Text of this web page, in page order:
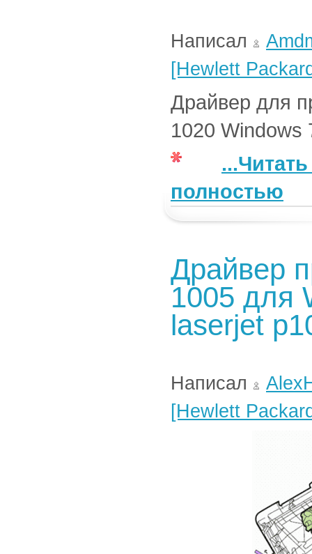
Написал
[Hewlett
Драйвер для
1020 Windows
полностью
Драйвер
1005 для
laserjet
Написал
[Hewlett